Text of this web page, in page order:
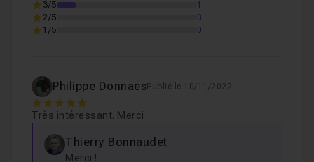
3/5
1
2/5
0
1/5
0
Philippe DonnaesPublié le 10/11/2022
5
Très intéressant. Merci
Thierry Bonnaudet
Merci !